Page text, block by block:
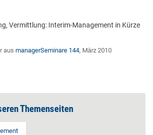
Vermittlung: Interim-Management in Kürze
aus managerSeminare 144, März 2010
Themenseiten